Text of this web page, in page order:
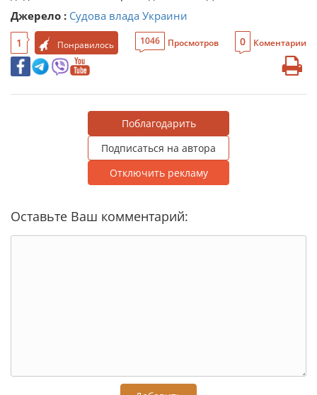
Джерело : Судова влада Украини
1 Понравилось 1046 Просмотров 0 Коментарии
Поблагодарить
Подписаться на автора
Отключить рекламу
Оставьте Ваш комментарий: